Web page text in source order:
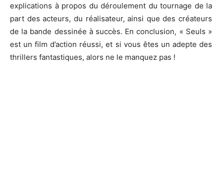
explications à propos du déroulement du tournage de la
part des acteurs, du réalisateur, ainsi que des créateurs
de la bande dessinée à succès. En conclusion, « Seuls »
est un film d’action réussi, et si vous êtes un adepte des
thrillers fantastiques, alors ne le manquez pas !